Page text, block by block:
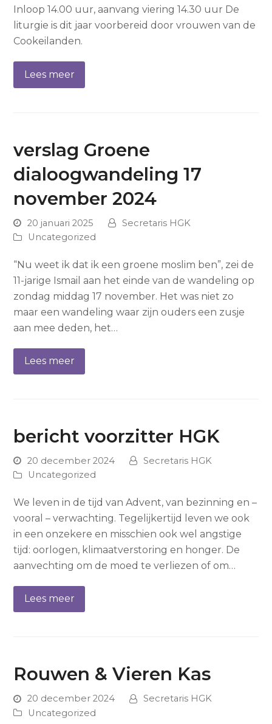
Inloop 14.00 uur, aanvang viering 14.30 uur De
liturgie is dit jaar voorbereid door vrouwen van de
Cookeilanden.
Lees meer
verslag Groene
dialoogwandeling 17
november 2024
20 januari 2025
Secretaris HGK
Uncategorized
“Nu weet ik dat ik een groene moslim ben”, zei de
11-jarige Ismail aan het einde van de wandeling op
zondag middag 17 november. Het was niet zo
maar een wandeling waar zijn ouders een zusje
aan mee deden, het…
Lees meer
bericht voorzitter HGK
20 december 2024
Secretaris HGK
Uncategorized
We leven in de tijd van Advent, van bezinning en –
vooral – verwachting. Tegelijkertijd leven we ook
in een onzekere en misschien ook wel angstige
tijd: oorlogen, klimaatverstoring en honger. De
aanvechting om de moed te verliezen of om…
Lees meer
Rouwen & Vieren Kas
20 december 2024
Secretaris HGK
Uncategorized